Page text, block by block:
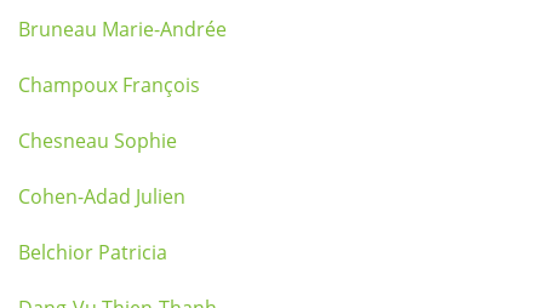
Bruneau Marie-Andrée
Champoux François
Chesneau Sophie
Cohen-Adad Julien
Belchior Patricia